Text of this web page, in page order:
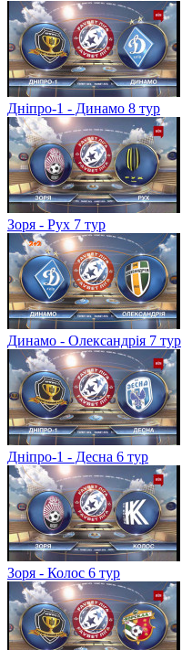
Дніпро-1 - Динамо 8 тур
Зоря - Рух 7 тур
Динамо - Олександрія 7 тур
Дніпро-1 - Десна 6 тур
Зоря - Колос 6 тур